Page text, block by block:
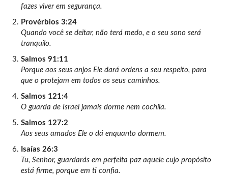
fazes viver em segurança.
Provérbios 3:24
Quando você se deitar, não terá medo, e o seu sono será
tranquilo.
Salmos 91:11
Porque aos seus anjos Ele dará ordens a seu respeito, para
que o protejam em todos os seus caminhos.
Salmos 121:4
O guarda de Israel jamais dorme nem cochila.
Salmos 127:2
Aos seus amados Ele o dá enquanto dormem.
Isaías 26:3
Tu, Senhor, guardarás em perfeita paz aquele cujo propósito
está firme, porque em ti confia.